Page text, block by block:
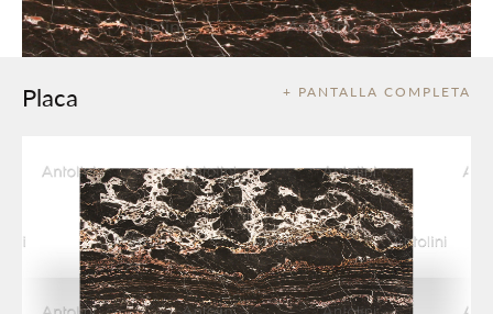
+ PANTALLA COMPLETA
Placa